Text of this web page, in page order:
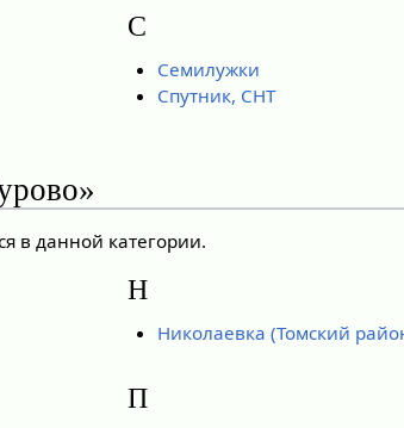
С
Семилужки
Спутник, СНТ
в данной категории.
Н
Николаевка (Томский
П